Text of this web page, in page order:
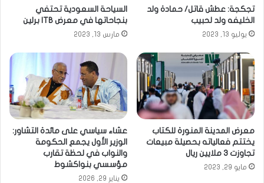
تجكجة: عطش قاتل/ حمادة ولد
الخليفه ولد لحبيب
يوليو 13, 2023
السياحة السعودية تحتفي
بنجاحاتها في معرض ITB برلين
مارس 13, 2023
معرض المدينة المنورة للكتاب
يختتم فعالياته بحصيلة مبيعات
تجاوزت 3 ملايين ريال
مايو 29, 2023
عشاء سياسي على مائدة التشاور:
الوزير الأول يجمع الحكومة
والنواب في لحظة تقارب
مؤسسي بنواكشوط
يناير 29, 2026